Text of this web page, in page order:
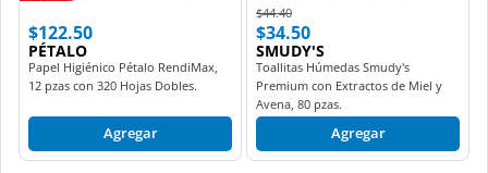
$122.50
PÉTALO
Papel Higiénico Pétalo RendiMax,
12 pzas con 320 Hojas Dobles.
Agregar
Price reduced from
$44.40to
$34.50
SMUDY'S
Toallitas Húmedas Smudy's
Premium con Extractos de Miel y
Avena, 80 pzas.
Agregar